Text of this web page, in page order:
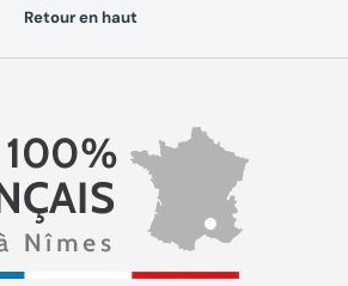
Retour en haut